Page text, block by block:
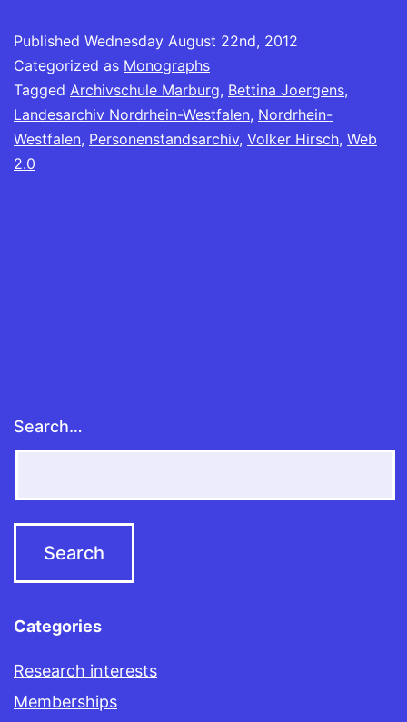
Published Wednesday August 22nd, 2012
Categorized as Monographs
Tagged Archivschule Marburg, Bettina Joergens,
Landesarchiv Nordrhein-Westfalen, Nordrhein-
Westfalen, Personenstandsarchiv, Volker Hirsch, Web
2.0
Search…
Categories
Research interests
Memberships